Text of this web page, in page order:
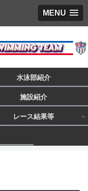
MENU
水泳部紹介
施設紹介
レース結果等